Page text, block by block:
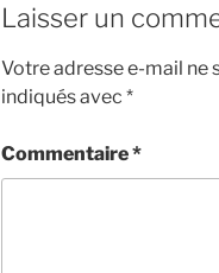
Laisser un
Votre adresse e-mail ne
indiqués avec *
Commentaire*